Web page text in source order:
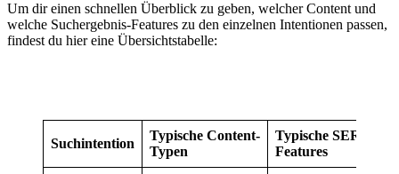
Um dir einen schnellen Überblick zu geben, welcher Content und
welche Suchergebnis-Features zu den einzelnen Intentionen passen,
findest du hier eine Übersichtstabelle:
Suchintention
Typische Content-
Typen
Typische SERP-
Features